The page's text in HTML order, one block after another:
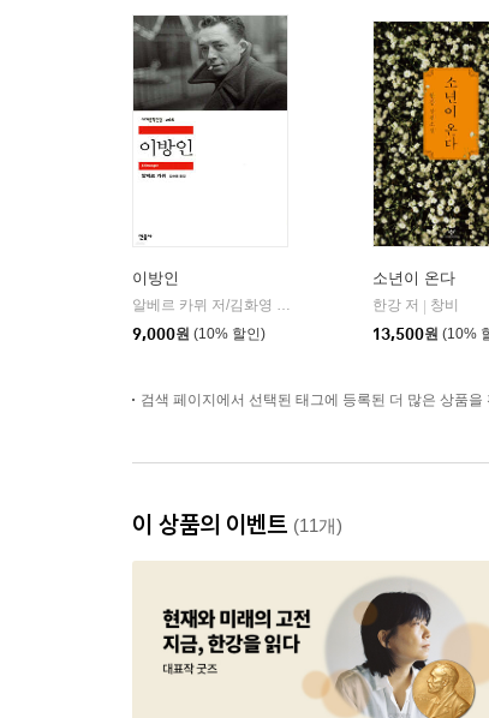
이방인
알베르 카뮈 저/김화영 역
9,000원 (10% 할인)
소년이 온다
한강 저
창비
13,500원 (10%
검색 페이지에서 선택된 태그에 등록된 더 많은 상품을
이 상품의 이벤트 (11개)